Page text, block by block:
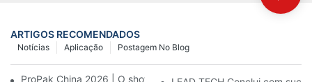
ARTIGOS RECOMENDADOS
Postagem No Blog
Aplicação
Notícias
ProPak China 2026 | O show termina, nosso serviço não.